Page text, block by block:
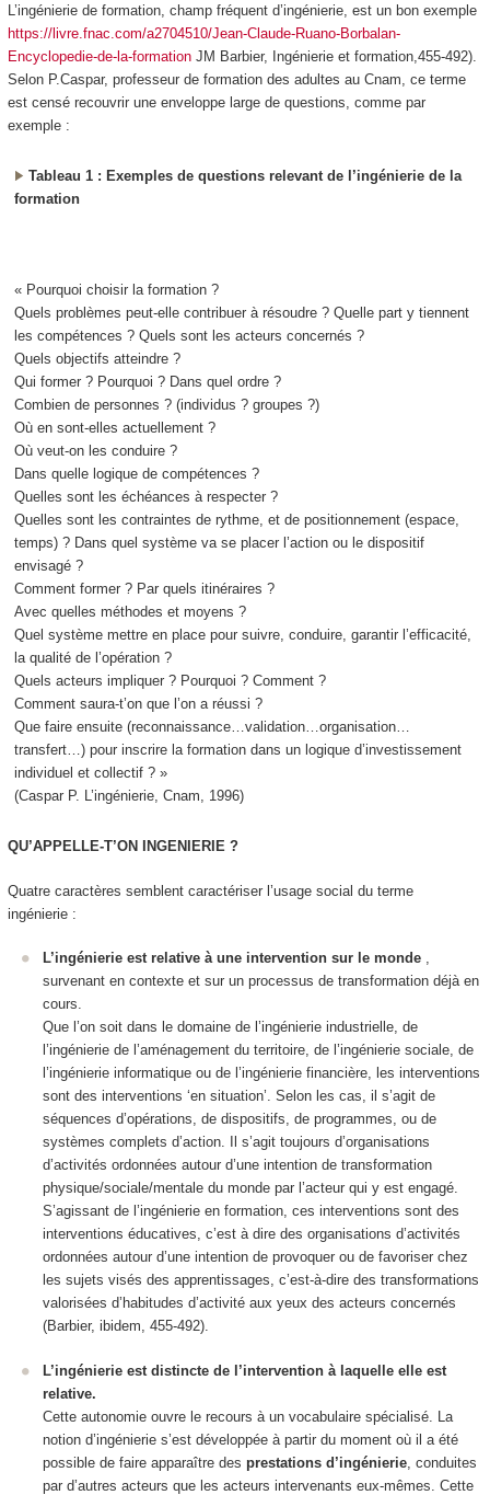
L’ingénierie de formation, champ fréquent d’ingénierie, est un bon exemple
https://livre.fnac.com/a2704510/Jean-Claude-Ruano-Borbalan-
Encyclopedie-de-la-formationJM Barbier, Ingénierie et formation,455-492).
Selon P.Caspar, professeur de formation des adultes au Cnam, ce terme
est censé recouvrir une enveloppe large de questions, comme par
exemple :
Tableau 1 : Exemples de questions relevant de l’ingénierie de la
formation
« Pourquoi choisir la formation ?
Quels problèmes peut-elle contribuer à résoudre ? Quelle part y tiennent
les compétences ? Quels sont les acteurs concernés ?
Quels objectifs atteindre ?
Qui former ? Pourquoi ? Dans quel ordre ?
Combien de personnes ? (individus ? groupes ?)
Où en sont-elles actuellement ?
Où veut-on les conduire ?
Dans quelle logique de compétences ?
Quelles sont les échéances à respecter ?
Quelles sont les contraintes de rythme, et de positionnement (espace,
temps) ? Dans quel système va se placer l’action ou le dispositif
envisagé ?
Comment former ? Par quels itinéraires ?
Avec quelles méthodes et moyens ?
Quel système mettre en place pour suivre, conduire, garantir l’efficacité,
la qualité de l’opération ?
Quels acteurs impliquer ? Pourquoi ? Comment ?
Comment saura-t’on que l’on a réussi ?
Que faire ensuite (reconnaissance…validation…organisation…
transfert…) pour inscrire la formation dans un logique d’investissement
individuel et collectif ? »
(Caspar P. L’ingénierie, Cnam, 1996)
QU’APPELLE-T’ON INGENIERIE ?
Quatre caractères semblent caractériser l’usage social du terme
ingénierie:
L’ingénierie est relative à une intervention sur le monde ,
survenant en contexte et sur un processus de transformation déjà en
cours.
Que l’on soit dans le domaine de l’ingénierie industrielle, de
l’ingénierie de l’aménagement du territoire, de l’ingénierie sociale, de
l’ingénierie informatique ou de l’ingénierie financière, les interventions
sont des interventions ‘en situation’. Selon les cas, il s’agit de
séquences d’opérations, de dispositifs, de programmes, ou de
systèmes complets d’action. Il s’agit toujours d’organisations
d’activités ordonnées autour d’une intention de transformation
physique/sociale/mentale du monde par l’acteur qui y est engagé.
S’agissant de l’ingénierie en formation, ces interventions sont des
interventions éducatives, c’est à dire des organisations d’activités
ordonnées autour d’une intention de provoquer ou de favoriser chez
les sujets visés des apprentissages, c’est-à-dire des transformations
valorisées d’habitudes d’activité aux yeux des acteurs concernés
(Barbier, ibidem, 455-492).
L’ingénierie est distincte de l’intervention à laquelle elle est
relative.
Cette autonomie ouvre le recours à un vocabulaire spécialisé. La
notion d’ingénierie s’est développée à partir du moment où il a été
possible de faire apparaître des prestations d’ingénierie , conduites
par d’autres acteurs que les acteurs intervenants eux-mêmes. Cette